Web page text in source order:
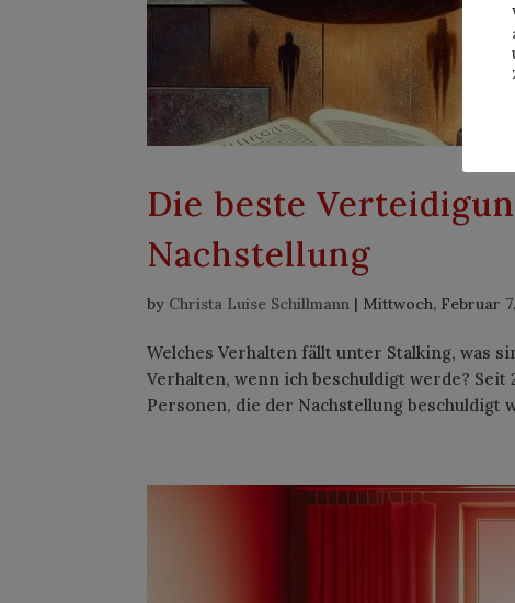
Die beste
Nachstellung
by Christa Luise Schillmann | Mittwoch, Februar
Welches Verhalten fällt unter Stalking, was
Verhalten, wenn ich beschuldigt werde?
Personen, die der Nachstellung beschuldigt